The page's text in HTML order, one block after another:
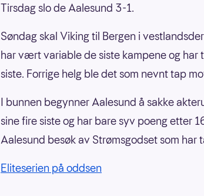
Tirsdag slo de Aalesund 3-1.
Søndag skal Viking til Bergen i
har vært variable de siste kampene og har
siste. Forrige helg ble det som nevnt tap
I bunnen begynner Aalesund å sakke
sine fire siste og har bare syv poeng etter
Aalesund besøk av Strømsgodset som har
Eliteserien på oddsen